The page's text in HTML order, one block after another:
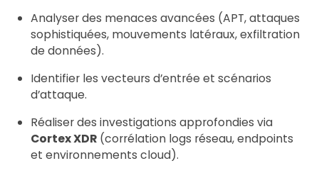
Analyser des menaces avancées (APT, attaques
sophistiquées, mouvements latéraux, exfiltration
de données).
Identifier les vecteurs d’entrée et scénarios
d’attaque.
Réaliser des investigations approfondies via
Cortex XDR (corrélation logs réseau, endpoints
et environnements cloud).